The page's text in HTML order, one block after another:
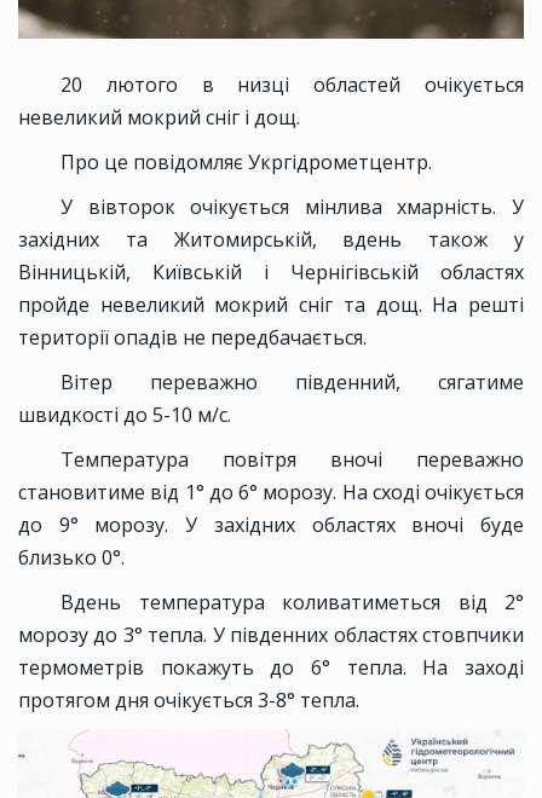
20 лютого в низці областей очікується
невеликий мокрий сніг і дощ.
Про це повідомляє Укргідрометцентр.
У вівторок очікується мінлива хмарність. У
західних та Житомирській, вдень також у
Вінницькій, Київській і Чернігівській областях
пройде невеликий мокрий сніг та дощ. На решті
території опадів не передбачається.
Вітер переважно південний, сягатиме
швидкості до 5-10 м/с.
Температура повітря вночі переважно
становитиме від 1° до 6° морозу. На сході очікується
до 9° морозу. У західних областях вночі буде
близько 0°.
Вдень температура коливатиметься від 2°
морозу до 3° тепла. У південних областях стовпчики
термометрів покажуть до 6° тепла. На заході
протягом дня очікується 3-8° тепла.